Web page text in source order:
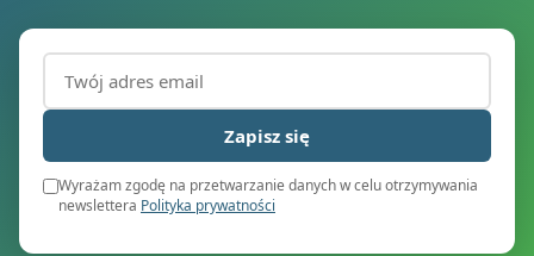
Adres email (wymagany)
Zapisz się
Wyrażam zgodę na przetwarzanie danych w celu otrzymywania
newslettera Polityka prywatności